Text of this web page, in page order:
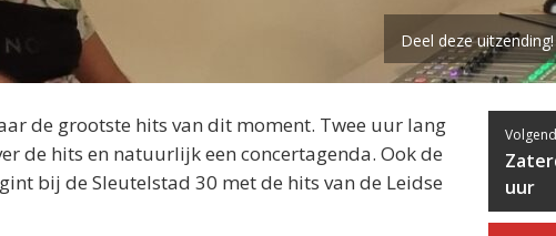
Deel deze
de grootste hits van dit moment. Twee uur lang
de hits en natuurlijk een concertagenda. Ook de
bij de Sleutelstad 30 met de hits van de Leidse
uur